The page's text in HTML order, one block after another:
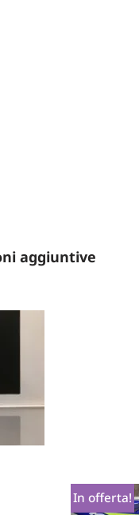
aggiuntive
In offerta!